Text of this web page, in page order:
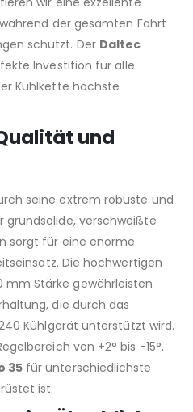
der gesamten Fahrt
schützt. Der Daltec
Investition für alle
Kühlkette höchste
und
seine extrem robuste und
grundsolide, verschweißte
sorgt für eine enorme
Die hochwertigen
Stärke gewährleisten
die durch das
Kühlgerät unterstützt wird.
von +2° bis -15°,
35für unterschiedlichste
ist.